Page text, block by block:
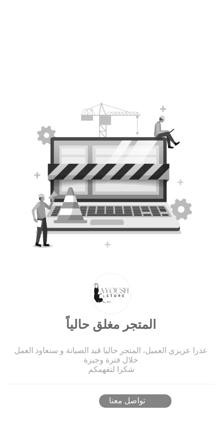
المتجر مغلق حالياً
عذرا عزيزي العميل، المتجر حاليا قيد الصيانة و سنعاود العمل
خلال فترة وجيزة
شكرا لتفهمكم
تواصل معنا